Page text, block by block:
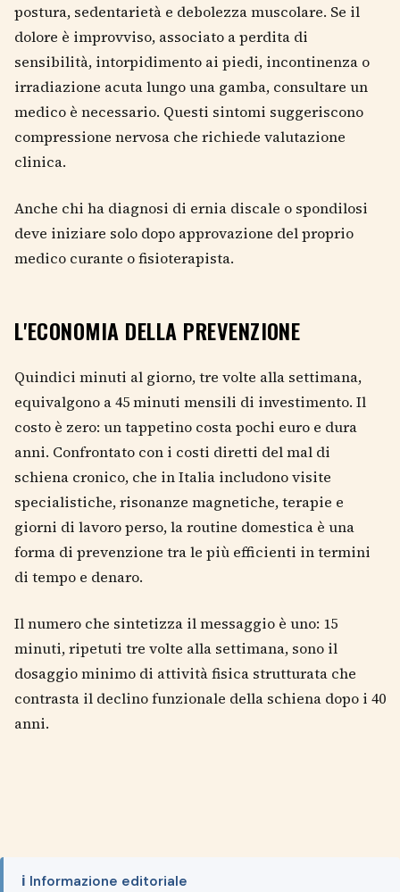
postura, sedentarietà e debolezza muscolare. Se il
dolore è improvviso, associato a perdita di
sensibilità, intorpidimento ai piedi, incontinenza o
irradiazione acuta lungo una gamba, consultare un
medico è necessario. Questi sintomi suggeriscono
compressione nervosa che richiede valutazione
clinica.
Anche chi ha diagnosi di ernia discale o spondilosi
deve iniziare solo dopo approvazione del proprio
medico curante o fisioterapista.
L'ECONOMIA DELLA PREVENZIONE
Quindici minuti al giorno, tre volte alla settimana,
equivalgono a 45 minuti mensili di investimento. Il
costo è zero: un tappetino costa pochi euro e dura
anni. Confrontato con i costi diretti del mal di
schiena cronico, che in Italia includono visite
specialistiche, risonanze magnetiche, terapie e
giorni di lavoro perso, la routine domestica è una
forma di prevenzione tra le più efficienti in termini
di tempo e denaro.
Il numero che sintetizza il messaggio è uno: 15
minuti, ripetuti tre volte alla settimana, sono il
dosaggio minimo di attività fisica strutturata che
contrasta il declino funzionale della schiena dopo i 40
anni.
ℹ️ Informazione editoriale